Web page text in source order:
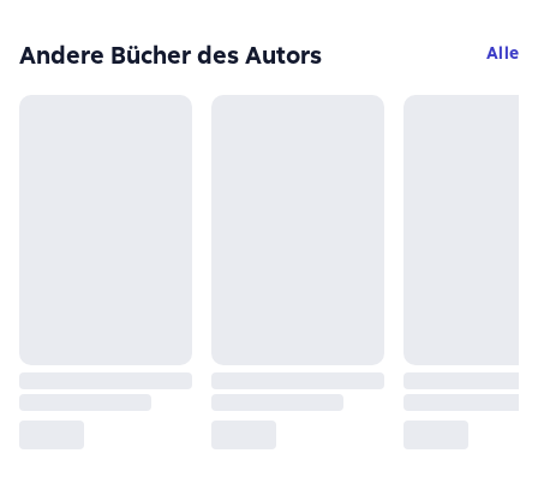
Andere Bücher des Autors Alle